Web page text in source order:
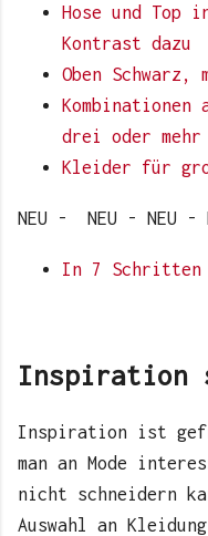
Hose und Top
Kontrast dazu
Oben Schwarz,
Kombinationen
drei oder mehr
Kleider für
NEU - NEU - NEU -
In 7 Schritten
Inspiration
Inspiration ist
man an Mode
nicht schneidern
Auswahl an